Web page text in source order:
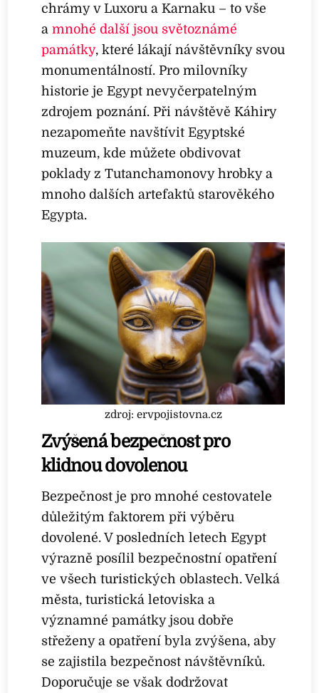
chrámy v Luxoru a Karnaku – to vše
amnohé další jsou světoznámé
památky, které lákají návštěvníky svou
monumentálností. Pro milovníky
historie je Egypt nevyčerpatelným
zdrojem poznání. Při návštěvě Káhiry
nezapomeňte navštívit Egyptské
muzeum, kde můžete obdivovat
poklady z Tutanchamonovy hrobky a
mnoho dalších artefaktů starověkého
Egypta.
zdroj: ervpojistovna.cz
Zvýšená bezpečnost pro
klidnou dovolenou
Bezpečnost je pro mnohé cestovatele
důležitým faktorem při výběru
dovolené. V posledních letech Egypt
výrazně posílil bezpečnostní opatření
ve všech turistických oblastech. Velká
města, turistická letoviska a
významné památky jsou dobře
střeženy a opatření byla zvýšena, aby
se zajistila bezpečnost návštěvníků.
Doporučuje se však dodržovat